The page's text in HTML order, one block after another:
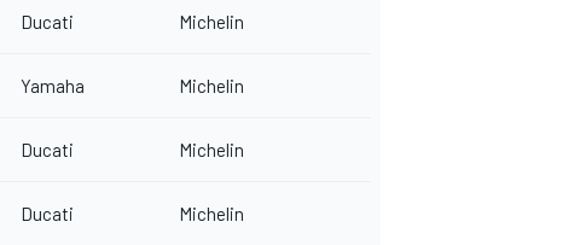
Ducati Michelin
Yamaha Michelin
Ducati Michelin
Ducati Michelin